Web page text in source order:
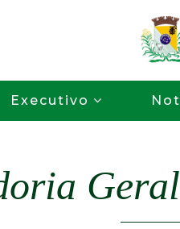
para
o
P
r
f
Executivo